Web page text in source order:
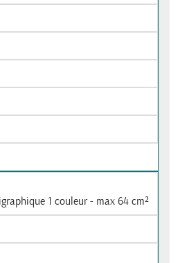
1 couleur - max 64 cm²